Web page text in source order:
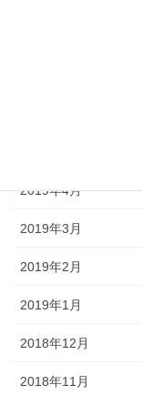
2019年4月
2019年3月
2019年2月
2019年1月
2018年12月
2018年11月